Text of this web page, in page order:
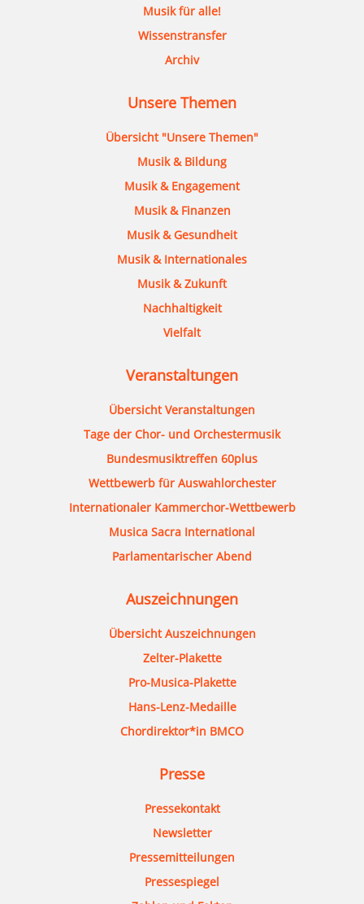
Musik für alle!
Wissenstransfer
Archiv
Unsere Themen
Übersicht "Unsere Themen"
Musik & Bildung
Musik & Engagement
Musik & Finanzen
Musik & Gesundheit
Musik & Internationales
Musik & Zukunft
Nachhaltigkeit
Vielfalt
Veranstaltungen
Übersicht Veranstaltungen
Tage der Chor- und Orchestermusik
Bundesmusiktreffen 60plus
Wettbewerb für Auswahlorchester
Internationaler Kammerchor-Wettbewerb
Musica Sacra International
Parlamentarischer Abend
Auszeichnungen
Übersicht Auszeichnungen
Zelter-Plakette
Pro-Musica-Plakette
Hans-Lenz-Medaille
Chordirektor*in BMCO
Presse
Pressekontakt
Newsletter
Pressemitteilungen
Pressespiegel